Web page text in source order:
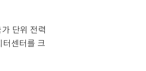
단위 전력
센터를 크